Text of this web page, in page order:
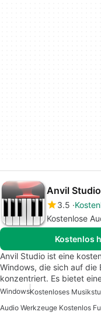
Anvil Studio
3.5
Kostenlose
Kostenlos
Anvil Studio ist eine
Windows, die sich auf die
konzentriert. Es bietet
WindowsKostenloses